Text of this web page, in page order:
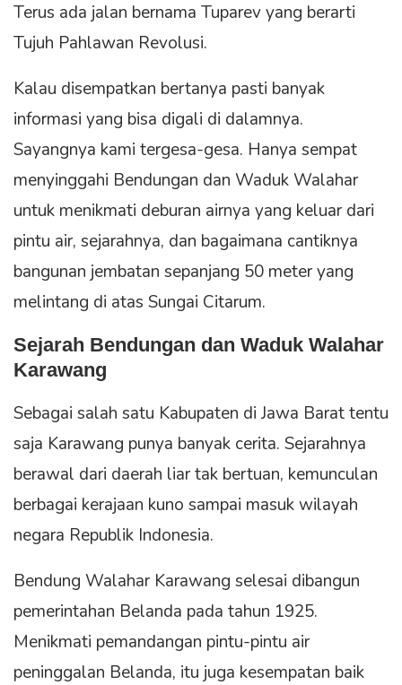
Terus ada jalan bernama Tuparev yang berarti
Tujuh Pahlawan Revolusi.
Kalau disempatkan bertanya pasti banyak
informasi yang bisa digali di dalamnya.
Sayangnya kami tergesa-gesa. Hanya sempat
menyinggahi Bendungan dan Waduk Walahar
untuk menikmati deburan airnya yang keluar dari
pintu air, sejarahnya, dan bagaimana cantiknya
bangunan jembatan sepanjang 50 meter yang
melintang di atas Sungai Citarum.
Sejarah Bendungan dan Waduk Walahar
Karawang
Sebagai salah satu Kabupaten di Jawa Barat tentu
saja Karawang punya banyak cerita. Sejarahnya
berawal dari daerah liar tak bertuan, kemunculan
berbagai kerajaan kuno sampai masuk wilayah
negara Republik Indonesia.
Bendung Walahar Karawang selesai dibangun
pemerintahan Belanda pada tahun 1925.
Menikmati pemandangan pintu-pintu air
peninggalan Belanda, itu juga kesempatan baik